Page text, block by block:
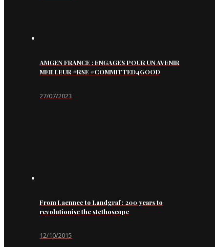
AMGEN FRANCE : ENGAGES POUR UN AVENIR
MEILLEUR #RSE #COMMITTED4GOOD
27/07/2023
From Laennec to Landgraf : 200 years to
revolutionise the stethoscope
12/10/2015